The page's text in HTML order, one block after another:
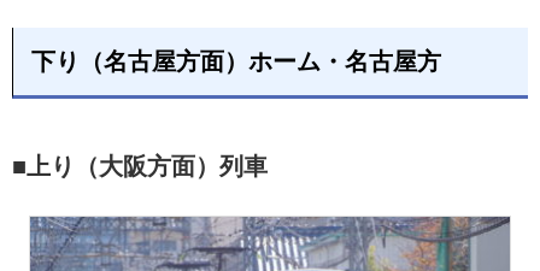
下り（名古屋方面）ホーム・名古屋方
■上り（大阪方面）列車